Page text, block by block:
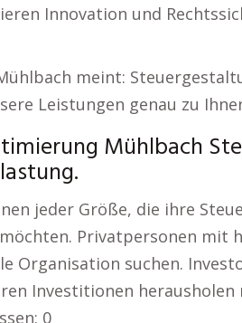
Innovation und
meint:
Leistungen genau zu
Mühlbach
jeder Größe, die ihre
Privatpersonen mit
Organisation suchen.
Investitionen
0